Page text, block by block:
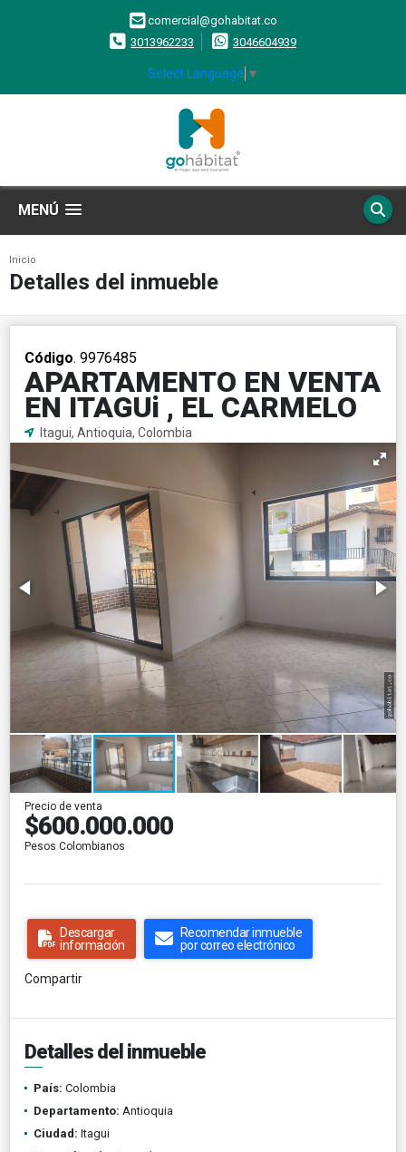
comercial@gohabitat.co
3013962233
3046604939
Select Language ▼
MENÚ
Inicio
Detalles del inmueble
Código. 9976485
APARTAMENTO EN VENTA
EN ITAGUi , EL CARMELO
Itagui, Antioquia, Colombia
Precio de venta
$600.000.000
Pesos Colombianos
Descargar
información
Recomendar inmueble
por correo electrónico
Compartir
Detalles del inmueble
País: Colombia
Departamento: Antioquia
Ciudad: Itagui